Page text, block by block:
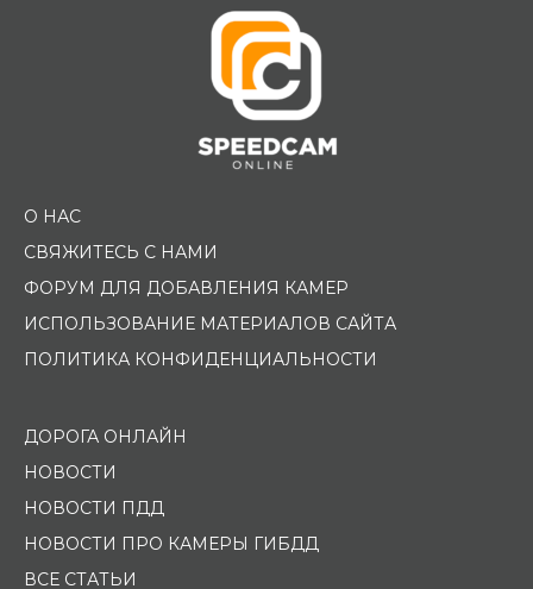
О НАС
СВЯЖИТЕСЬ С НАМИ
ФОРУМ ДЛЯ ДОБАВЛЕНИЯ КАМЕР
ИСПОЛЬЗОВАНИЕ МАТЕРИАЛОВ САЙТА
ПОЛИТИКА КОНФИДЕНЦИАЛЬНОСТИ
ДОРОГА ОНЛАЙН
НОВОСТИ
НОВОСТИ ПДД
НОВОСТИ ПРО КАМЕРЫ ГИБДД
ВСЕ СТАТЬИ